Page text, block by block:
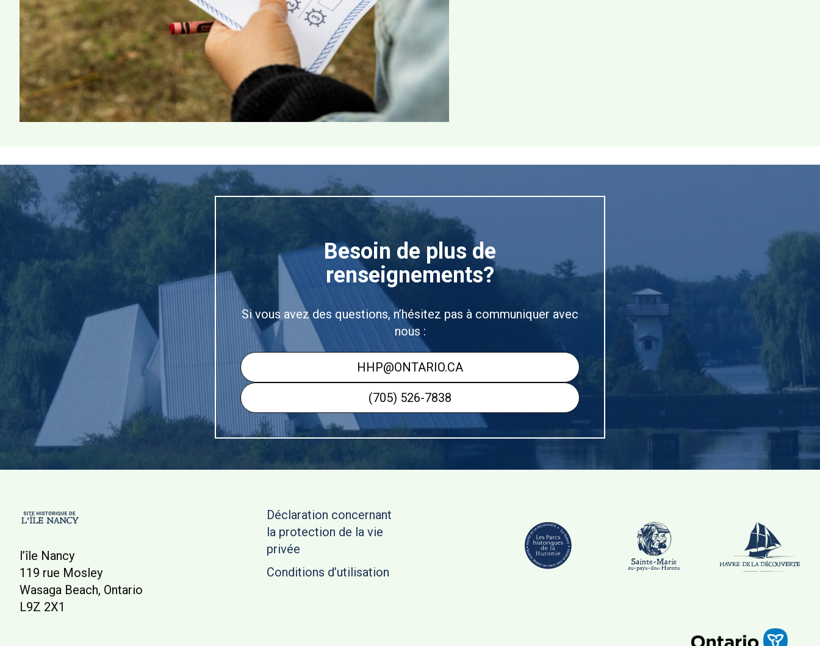
Besoin de plus de
renseignements?
Si vous avez des questions, n’hésitez pas à communiquer avec
nous :
HHP@ONTARIO.CA
(705) 526-7838
l’île Nancy
119 rue Mosley
Wasaga Beach, Ontario
L9Z 2X1
Déclaration concernant
la protection de la vie
privée
Conditions d’utilisation